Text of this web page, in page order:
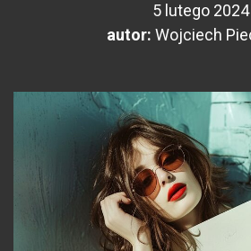
5 lutego 2024
autor: Wojciech